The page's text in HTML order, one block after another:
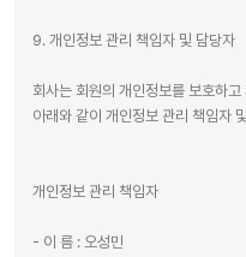
9. 개인정보 관리 책임자 및 담당자
회사는 회원의 개인정보를 보호하
아래와 같이 개인정보 관리 책임자
개인정보 관리 책임자
- 이 름 : 오성민